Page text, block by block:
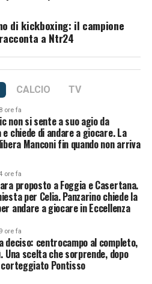
di kickboxing: il campione
a Ntr24
CALCIO TV
8 ore fa
non si sente a suo agio da
chiede di andare a giocare. La
Manconi fin quando non arriva
ore fa
proposto a Foggia e Casertana.
per Celia. Panzarino chiede la
andare a giocare in Eccellenza
9 ore fa
deciso: centrocampo al completo,
scelta che sorprende, dopo
corteggiato Pontisso